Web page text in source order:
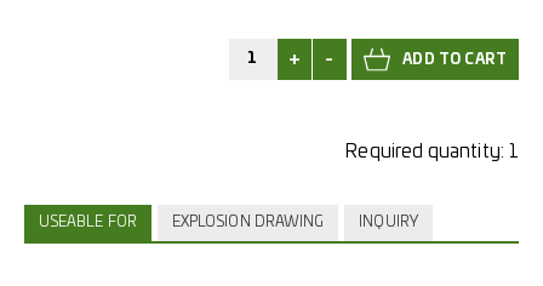
+ -
Required quantity: 1
USEABLE FOR EXPLOSION DRAWING INQUIRY